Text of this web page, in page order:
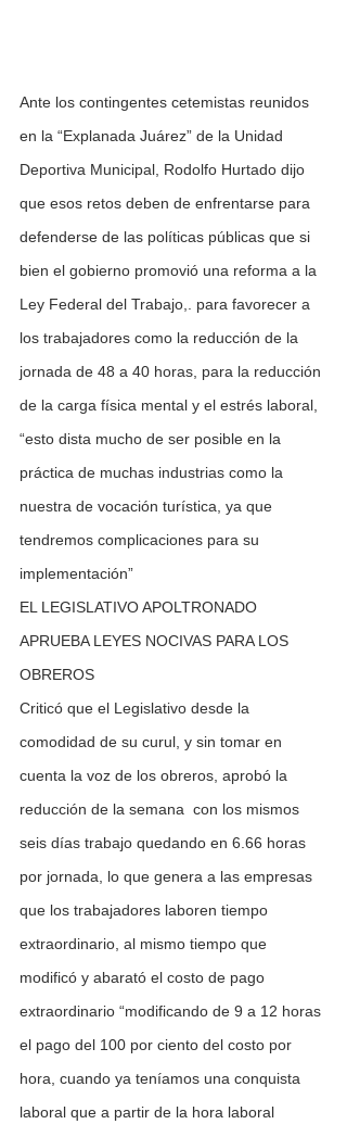
Ante los contingentes cetemistas reunidos
en la “Explanada Juárez” de la Unidad
Deportiva Municipal, Rodolfo Hurtado dijo
que esos retos deben de enfrentarse para
defenderse de las políticas públicas que si
bien el gobierno promovió una reforma a la
Ley Federal del Trabajo,. para favorecer a
los trabajadores como la reducción de la
jornada de 48 a 40 horas, para la reducción
de la carga física mental y el estrés laboral,
“esto dista mucho de ser posible en la
práctica de muchas industrias como la
nuestra de vocación turística, ya que
tendremos complicaciones para su
implementación”
EL LEGISLATIVO APOLTRONADO
APRUEBA LEYES NOCIVAS PARA LOS
OBREROS
Criticó que el Legislativo desde la
comodidad de su curul, y sin tomar en
cuenta la voz de los obreros, aprobó la
reducción de la semana  con los mismos
seis días trabajo quedando en 6.66 horas
por jornada, lo que genera a las empresas
que los trabajadores laboren tiempo
extraordinario, al mismo tiempo que
modificó y abarató el costo de pago
extraordinario “modificando de 9 a 12 horas
el pago del 100 por ciento del costo por
hora, cuando ya teníamos una conquista
laboral que a partir de la hora laboral